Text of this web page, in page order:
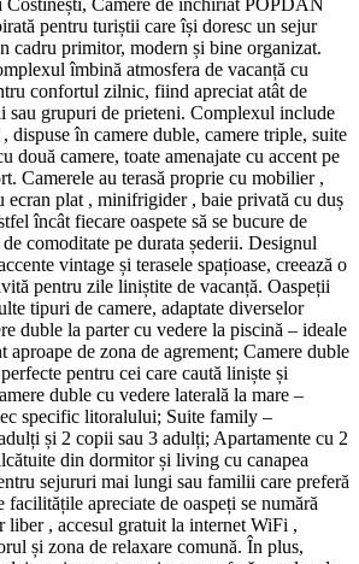
pentru turiștii care își doresc un sejur
cadru primitor, modern și bine organizat.
îmbină atmosfera de vacanță cu
confortul zilnic, fiind apreciat atât de
sau grupuri de prieteni. Complexul include
dispuse în camere duble, camere triple, suite
două camere, toate amenajate cu accent pe
Camerele au terasă proprie cu mobilier ,
ecran plat , minifrigider , baie privată cu duș
încât fiecare oaspete să se bucure de
comoditate pe durata șederii. Designul
vintage și terasele spațioase, creează o
pentru zile liniștite de vacanță. Oaspeții
tipuri de camere, adaptate diverselor
duble la parter cu vedere la piscină – ideale
aproape de zona de agrement; Camere duble
pentru cei care caută liniște și
duble cu vedere laterală la mare –
specific litoralului; Suite family –
și 2 copii sau 3 adulți; Apartamente cu 2
din dormitor și living cu canapea
sejururi mai lungi sau familii care preferă
apreciate de oaspeți se numără
liber , accesul gratuit la internet WiFi ,
și zona de relaxare comună. În plus,